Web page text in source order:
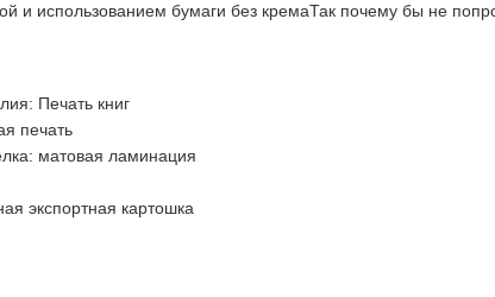
и использованием бумаги без кремаТак почему бы не
Печать книг
печать
матовая ламинация
экспортная картошка